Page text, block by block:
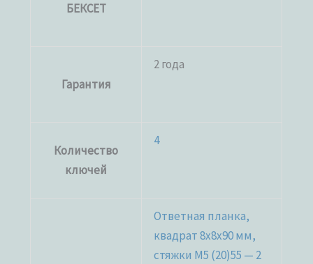
БЕКСЕТ
Гарантия
2 года
Количество
ключей
4
Ответная планка,
квадрат 8x8x90 мм,
стяжки M5 (20)55 — 2